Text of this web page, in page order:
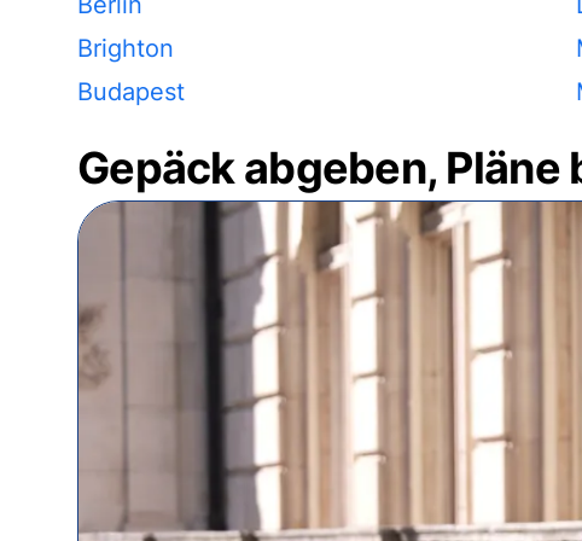
Brighton
Budapest
Gepäck abgeben, Pläne